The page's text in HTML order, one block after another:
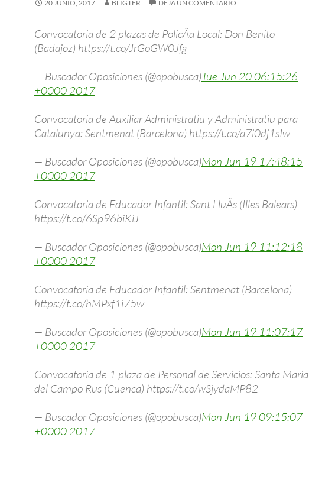
20 JUNIO, 2017 BLIGTER DEJA UN COMENTARIO
Convocatoria de 2 plazas de PolicÃ­a Local: Don Benito
(Badajoz) https://t.co/JrGoGW0Jfg
— Buscador Oposiciones (@opobusca)Tue Jun 20 06:15:26
+0000 2017
Convocatoria de Auxiliar Administratiu y Administratiu para
Catalunya: Sentmenat (Barcelona) https://t.co/a7i0dj1sIw
— Buscador Oposiciones (@opobusca)Mon Jun 19 17:48:15
+0000 2017
Convocatoria de Educador Infantil: Sant LluÃ­s (Illes Balears)
https://t.co/6Sp96biKiJ
— Buscador Oposiciones (@opobusca)Mon Jun 19 11:12:18
+0000 2017
Convocatoria de Educador Infantil: Sentmenat (Barcelona)
https://t.co/hMPxf1i75w
— Buscador Oposiciones (@opobusca)Mon Jun 19 11:07:17
+0000 2017
Convocatoria de 1 plaza de Personal de Servicios: Santa Maria
del Campo Rus (Cuenca) https://t.co/wSjydaMP82
— Buscador Oposiciones (@opobusca)Mon Jun 19 09:15:07
+0000 2017